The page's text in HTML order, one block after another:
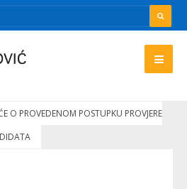
O PROVEDENOM POSTUPKU PROVJERE